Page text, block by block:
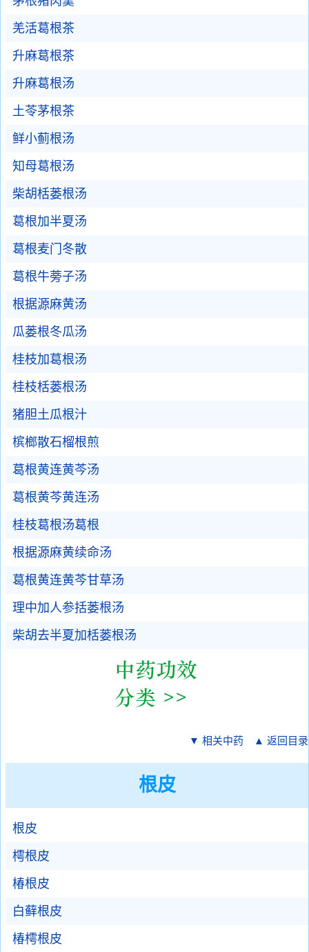
羌活葛根茶
升麻葛根茶
升麻葛根汤
土苓茅根茶
鲜小蓟根汤
知母葛根汤
柴胡栝蒌根汤
葛根加半夏汤
葛根麦门冬散
葛根牛蒡子汤
根据源麻黄汤
瓜蒌根冬瓜汤
桂枝加葛根汤
桂枝栝蒌根汤
猪胆土瓜根汁
槟榔散石榴根煎
葛根黄连黄芩汤
葛根黄芩黄连汤
桂枝葛根汤葛根
根据源麻黄续命汤
葛根黄连黄芩甘草汤
理中加人参括蒌根汤
柴胡去半夏加栝蒌根汤
▼ 相关中药 ▲ 返回目录
根皮
根皮
樗根皮
椿根皮
白藓根皮
椿樗根皮